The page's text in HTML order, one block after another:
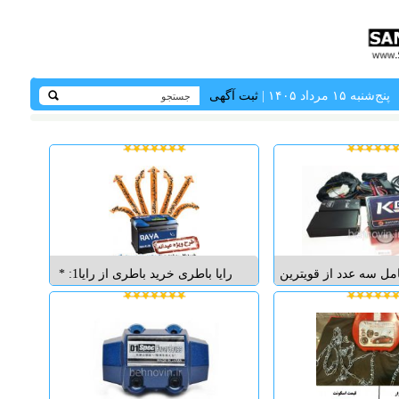
پنج‌شنبه ۱۵ مرداد ۱۴۰۵ | ثبت آگهی
سه عدد از قویترین
دستگاه های آخرین
و تقویت و عیب یابی و
های ای سی یو و جداول
وسایل نقلیه و تغییر
بهینه تر می باشد
که ب...
رایا باطری خرید باطری از رایا1: *
قیمت عمده * نصب رایگان در محل
بیمه ای، امدادی، منفعتی برای خود
و خودرویتان ---------------------------
------------- ------...